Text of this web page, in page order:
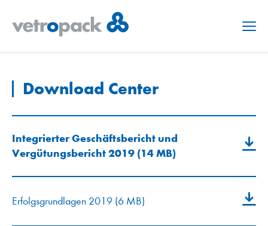
Menu
Download Center
Integrierter Geschäftsbericht und
Vergütungsbericht 2019 (14 MB)
Erfolgsgrundlagen 2019 (6 MB)